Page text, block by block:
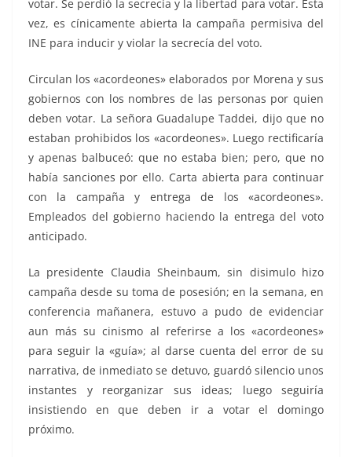
votar. Se perdió la secrecía y la libertad para votar. Esta
vez, es cínicamente abierta la campaña permisiva del
INE para inducir y violar la secrecía del voto.
Circulan los «acordeones» elaborados por Morena y sus
gobiernos con los nombres de las personas por quien
deben votar. La señora Guadalupe Taddei, dijo que no
estaban prohibidos los «acordeones». Luego rectificaría
y apenas balbuceó: que no estaba bien; pero, que no
había sanciones por ello. Carta abierta para continuar
con la campaña y entrega de los «acordeones».
Empleados del gobierno haciendo la entrega del voto
anticipado.
La presidente Claudia Sheinbaum, sin disimulo hizo
campaña desde su toma de posesión; en la semana, en
conferencia mañanera, estuvo a pudo de evidenciar
aun más su cinismo al referirse a los «acordeones»
para seguir la «guía»; al darse cuenta del error de su
narrativa, de inmediato se detuvo, guardó silencio unos
instantes y reorganizar sus ideas; luego seguiría
insistiendo en que deben ir a votar el domingo
próximo.